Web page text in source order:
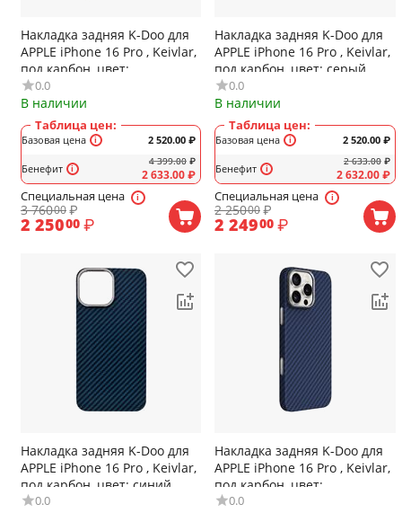
Накладка задняя K-Doo для
APPLE iPhone 16 Pro , Keivlar,
под карбон, цвет:
оранжевый
0.0
В наличии
Таблица цен:
Базовая цена
Бенефит
2 520.00 ₽
4 399.00 ₽
2 633.00₽
Специальная цена
3 76000 ₽
2 25000 ₽
Накладка задняя K-Doo для
APPLE iPhone 16 Pro , Keivlar,
под карбон, цвет: серый
0.0
В наличии
Таблица цен:
Базовая цена
Бенефит
2 520.00₽
2 633.00 ₽
2 632.00₽
Специальная цена
2 25000₽
2 24900 ₽
Накладка задняя K-Doo для
APPLE iPhone 16 Pro , Keivlar,
под карбон, цвет: синий
0.0
Накладка задняя K-Doo для
APPLE iPhone 16 Pro , Keivlar,
под карбон, цвет:
фиолетовый
0.0